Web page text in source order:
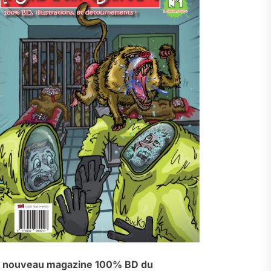
nouveau magazine 100% BD du